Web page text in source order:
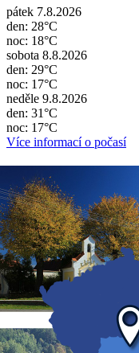
pátek 7.8.2026
den: 28°C
noc: 18°C
sobota 8.8.2026
den: 29°C
noc: 17°C
neděle 9.8.2026
den: 31°C
noc: 17°C
Více informací o počasí